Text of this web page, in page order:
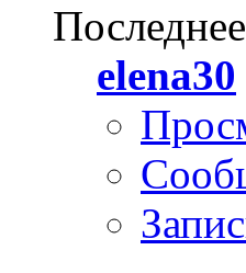
elena30